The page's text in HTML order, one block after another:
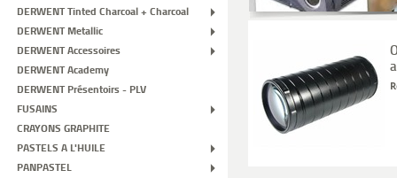
DERWENT Tinted Charcoal + Charcoal
DERWENT Metallic
DERWENT Accessoires
DERWENT Academy
DERWENT Présentoirs - PLV
FUSAINS
CRAYONS GRAPHITE
PASTELS A L'HUILE
PANPASTEL